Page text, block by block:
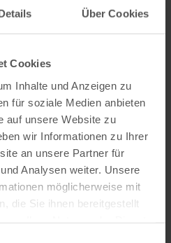
Über Cookies
Cookies
Inhalte und Anzeigen zu
für soziale Medien anbieten
auf unsere Website zu
wir Informationen zu Ihrer
an unsere Partner für
Analysen weiter. Unsere
möglicherweise mit
die Sie ihnen bereitgestellt